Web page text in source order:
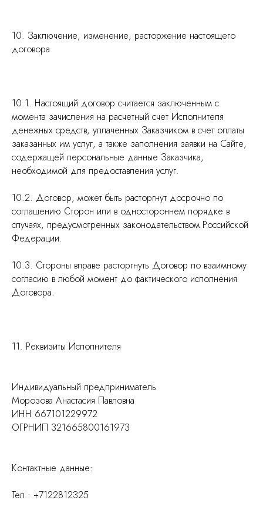
10. Заключение, изменение, расторжение настоящего
договора
10.1. Настоящий договор считается заключенным с
момента зачисления на расчетный счет Исполнителя
денежных средств, уплаченных Заказчиком в счет оплаты
заказанных им услуг, а также заполнения заявки на Сайте,
содержащей персональные данные Заказчика,
необходимой для предоставления услуг.
10.2. Договор, может быть расторгнут досрочно по
соглашению Сторон или в одностороннем порядке в
случаях, предусмотренных законодательством Российской
Федерации.
10.3. Стороны вправе расторгнуть Договор по взаимному
согласию в любой момент до фактического исполнения
Договора.
11. Реквизиты Исполнителя
Индивидуальный предприниматель
Морозова Анастасия Павловна
ИНН 667101229972
ОГРНИП 321665800161973
Контактные данные:
Тел.: +7122812325